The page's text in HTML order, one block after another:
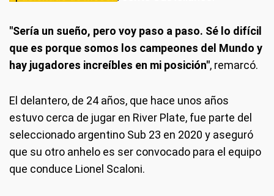
"Sería un sueño, pero voy paso a paso. Sé lo difícil
que es porque somos los campeones del Mundo y
hay jugadores increíbles en mi posición", remarcó.
El delantero, de 24 años, que hace unos años
estuvo cerca de jugar en River Plate, fue parte del
seleccionado argentino Sub 23 en 2020 y aseguró
que su otro anhelo es ser convocado para el equipo
que conduce Lionel Scaloni.